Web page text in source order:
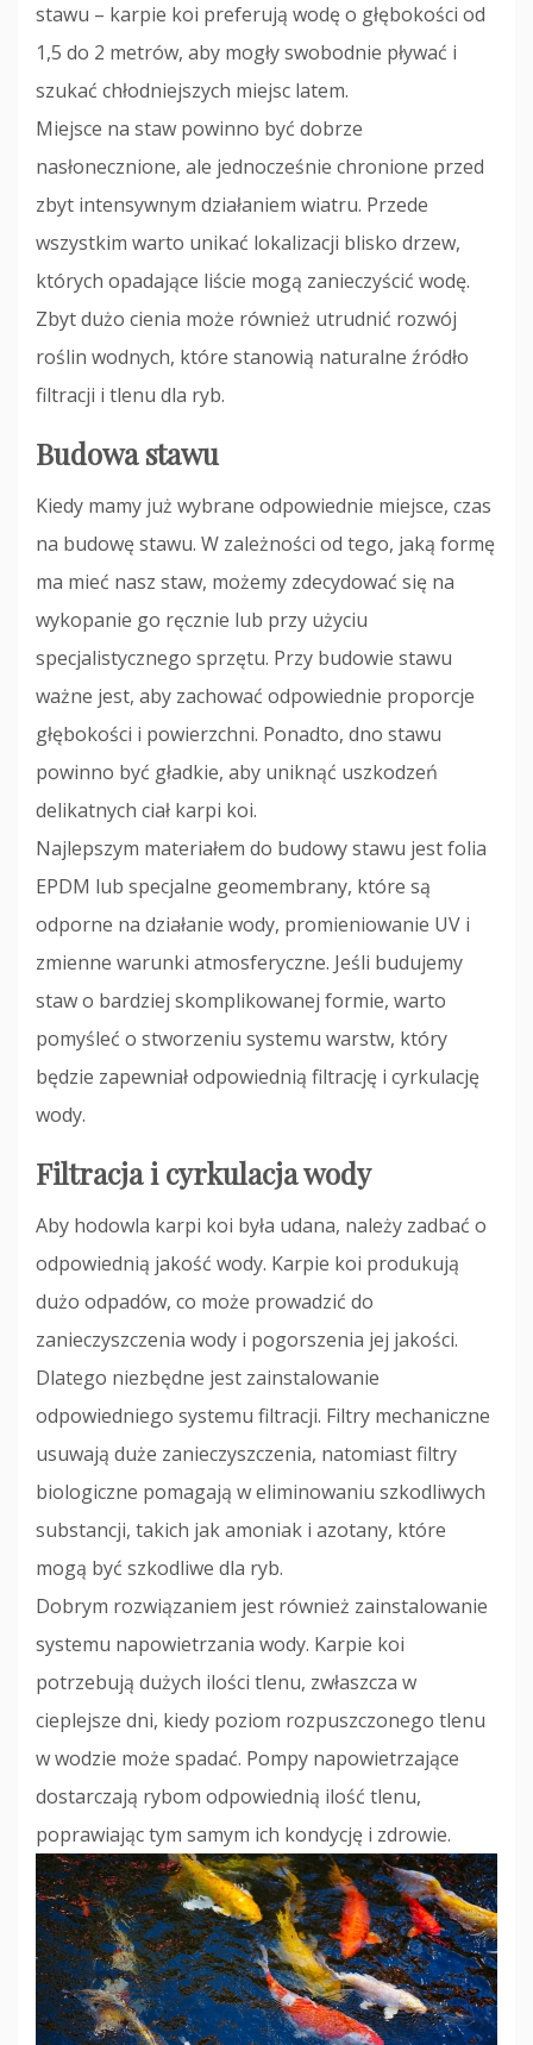
stawu – karpie koi preferują wodę o głębokości od
1,5 do 2 metrów, aby mogły swobodnie pływać i
szukać chłodniejszych miejsc latem.
Miejsce na staw powinno być dobrze
nasłonecznione, ale jednocześnie chronione przed
zbyt intensywnym działaniem wiatru. Przede
wszystkim warto unikać lokalizacji blisko drzew,
których opadające liście mogą zanieczyścić wodę.
Zbyt dużo cienia może również utrudnić rozwój
roślin wodnych, które stanowią naturalne źródło
filtracji i tlenu dla ryb.
Budowa stawu
Kiedy mamy już wybrane odpowiednie miejsce, czas
na budowę stawu. W zależności od tego, jaką formę
ma mieć nasz staw, możemy zdecydować się na
wykopanie go ręcznie lub przy użyciu
specjalistycznego sprzętu. Przy budowie stawu
ważne jest, aby zachować odpowiednie proporcje
głębokości i powierzchni. Ponadto, dno stawu
powinno być gładkie, aby uniknąć uszkodzeń
delikatnych ciał karpi koi.
Najlepszym materiałem do budowy stawu jest folia
EPDM lub specjalne geomembrany, które są
odporne na działanie wody, promieniowanie UV i
zmienne warunki atmosferyczne. Jeśli budujemy
staw o bardziej skomplikowanej formie, warto
pomyśleć o stworzeniu systemu warstw, który
będzie zapewniał odpowiednią filtrację i cyrkulację
wody.
Filtracja i cyrkulacja wody
Aby hodowla karpi koi była udana, należy zadbać o
odpowiednią jakość wody. Karpie koi produkują
dużo odpadów, co może prowadzić do
zanieczyszczenia wody i pogorszenia jej jakości.
Dlatego niezbędne jest zainstalowanie
odpowiedniego systemu filtracji. Filtry mechaniczne
usuwają duże zanieczyszczenia, natomiast filtry
biologiczne pomagają w eliminowaniu szkodliwych
substancji, takich jak amoniak i azotany, które
mogą być szkodliwe dla ryb.
Dobrym rozwiązaniem jest również zainstalowanie
systemu napowietrzania wody. Karpie koi
potrzebują dużych ilości tlenu, zwłaszcza w
cieplejsze dni, kiedy poziom rozpuszczonego tlenu
w wodzie może spadać. Pompy napowietrzające
dostarczają rybom odpowiednią ilość tlenu,
poprawiając tym samym ich kondycję i zdrowie.